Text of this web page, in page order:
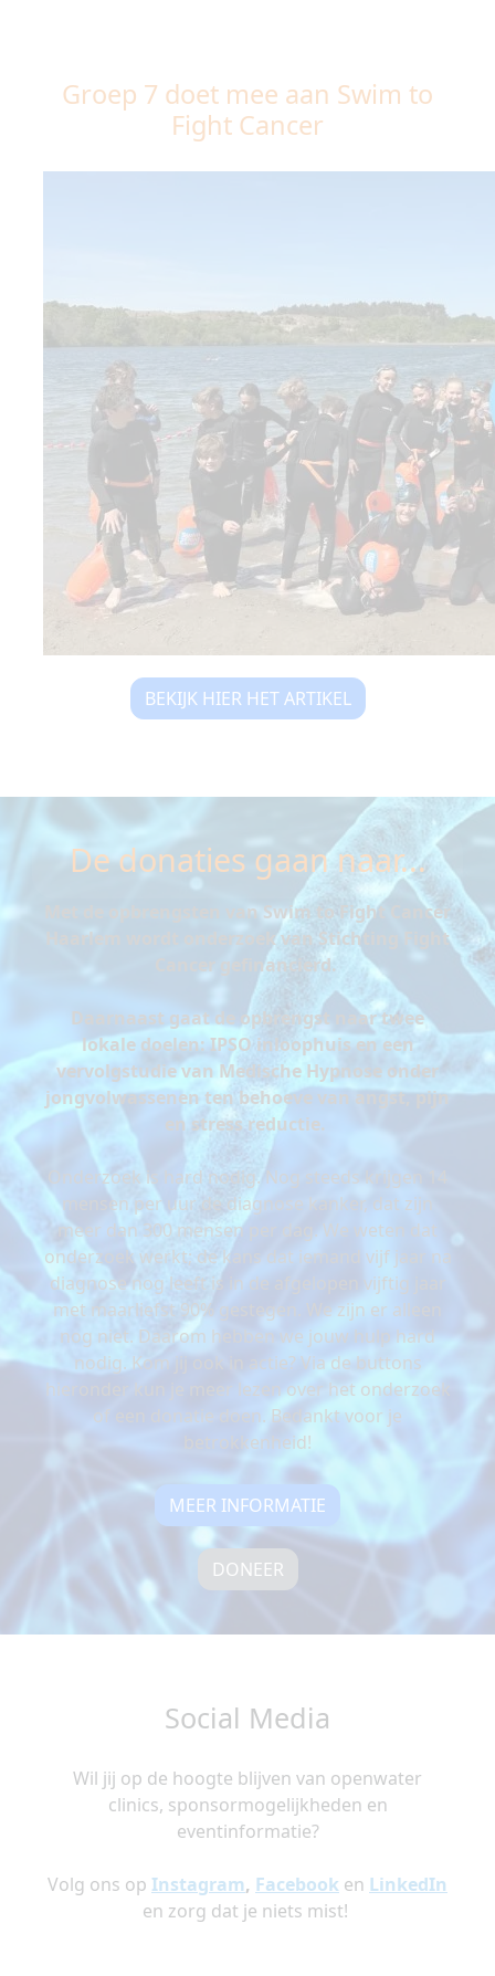
Groep 7 doet mee aan Swim to
Fight Cancer
BEKIJK HIER HET ARTIKEL
De donaties gaan naar...
Met de opbrengsten van Swim to Fight Cancer
Haarlem wordt onderzoek van Stichting Fight
Cancer gefinancierd.
Daarnaast gaat de opbrengst naar twee
lokale doelen: IPSO inloophuis en een
vervolgstudie van Medische Hypnose onder
jongvolwassenen ten behoeve van angst, pijn
en stress reductie.
Onderzoek is hard nodig. Nog steeds krijgen 14
mensen per uur de diagnose kanker, dat zijn
meer dan 300 mensen per dag. We weten dat
onderzoek werkt; de kans dat iemand vijf jaar na
diagnose nog leeft is in de afgelopen vijftig jaar
met maarliefst 90% gestegen. We zijn er alleen
nog niet. Daarom hebben we jouw hulp hard
nodig. Kom jij ook in actie? Via de buttons
hieronder kun je meer lezen over het onderzoek
of een donatie doen. Bedankt voor je
betrokkenheid!
MEER INFORMATIE
DONEER
Social Media
Wil jij op de hoogte blijven van openwater
clinics, sponsormogelijkheden en
eventinformatie?
Volg ons op Instagram, Facebook en LinkedIn
en zorg dat je niets mist!